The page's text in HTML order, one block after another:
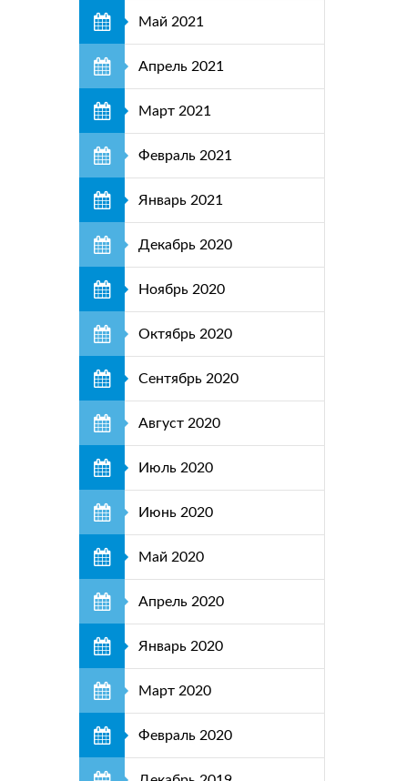
Май 2021
Апрель 2021
Март 2021
Февраль 2021
Январь 2021
Декабрь 2020
Ноябрь 2020
Октябрь 2020
Сентябрь 2020
Август 2020
Июль 2020
Июнь 2020
Май 2020
Апрель 2020
Январь 2020
Март 2020
Февраль 2020